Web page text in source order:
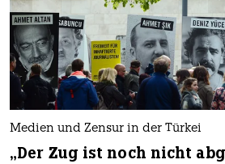
Medien und Zensur in der Türkei
„Der Zug ist noch nicht